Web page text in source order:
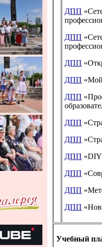
ДПП
ДПП
ДПП
ДПП
ДПП
ДПП
ДПП
ДПП
ДПП
ДПП
ДПП
Учебный